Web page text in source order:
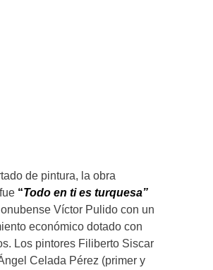
de pintura, la obra
“Todo en ti es turquesa”
Víctor Pulido con un
económico dotado con
Los pintores Filiberto Siscar
Celada Pérez (primer y